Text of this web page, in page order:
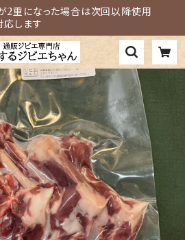
2重になった場合は次回以降使用
応します